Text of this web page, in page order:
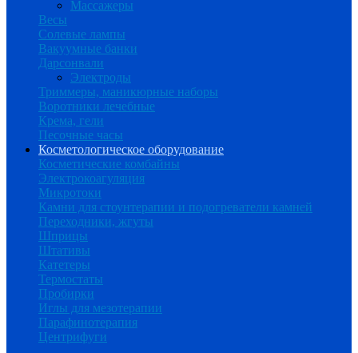
Массажеры
Весы
Солевые лампы
Вакуумные банки
Дарсонвали
Электроды
Триммеры, маникюрные наборы
Воротники лечебные
Крема, гели
Песочные часы
Косметологическое оборудование
Косметические комбайны
Электрокоагуляция
Микротоки
Камни для стоунтерапии и подогреватели камней
Переходники, жгуты
Шприцы
Штативы
Катетеры
Термостаты
Пробирки
Иглы для мезотерапии
Парафинотерапия
Центрифуги